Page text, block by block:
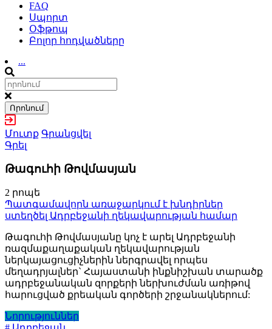
FAQ
Սպորտ
Օֆթոպ
Բոլոր հոդվածները
...
Որոնում
Մուտք Գրանցվել
Գրել
Թագուհի Թովմասյան
2 րոպե
Պատգամավորն առաջարկում է խնդիրներ
ստեղծել Ադրբեջանի ղեկավարության համար
Թագուհի Թովմասյանը կոչ է արել Ադրբեջանի
ռազմաքաղաքական ղեկավարության
ներկայացուցիչներին ներգրավել որպես
մեղադրյալներ` Հայաստանի ինքնիշխան տարածք
ադրբեջանական զորքերի ներխուժման առիթով
հարուցված քրեական գործերի շրջանակներում:
Նորություններ